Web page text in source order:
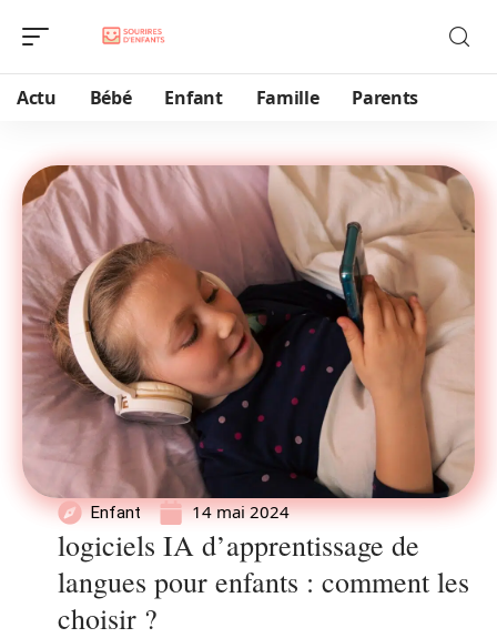
Actu Bébé Enfant Famille Parents
Enfant 14 mai 2024
logiciels IA d’apprentissage de
langues pour enfants : comment les
choisir ?